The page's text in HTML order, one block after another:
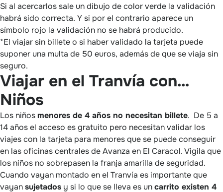
Si al acercarlos sale un dibujo de color verde la validación
habrá sido correcta. Y si por el contrario aparece un
símbolo rojo la validación no se habrá producido.
*El viajar sin billete o si haber validado la tarjeta puede
suponer una multa de 50 euros, además de que se viaja sin
seguro.
Viajar en el Tranvía con…
Niños
Los niñosmenores de 4 años no necesitan billete. De 5 a
14 años el acceso es gratuito pero necesitan validar los
viajes con la tarjeta para menores que se puede conseguir
en las oficinas centrales de Avanza en El Caracol. Vigila que
los niños no sobrepasen la franja amarilla de seguridad.
Cuando vayan montado en el Tranvía es importante que
vayansujetados y si lo que se lleva es uncarrito existen 4